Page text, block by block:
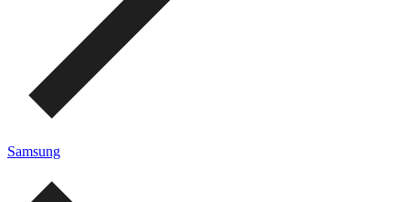
Samsung